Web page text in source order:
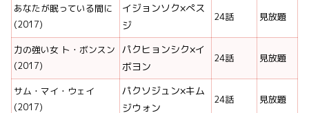
あなたが眠っている間に
(2017)
イジョンソク×ぺス
ジ
24話 見放題
力の強い女 ト・ボンスン
(2017)
パクヒョンシク×イ
ボヨン
24話 見放題
サム・マイ・ウェイ
(2017)
パクソジュン×キム
ジウォン
24話 見放題